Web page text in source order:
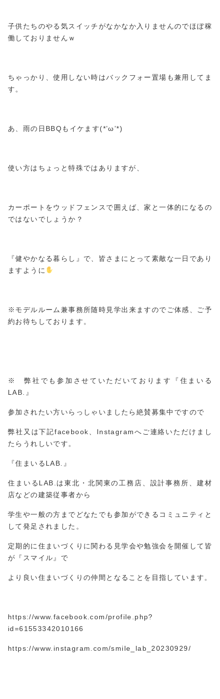
子供たちのやる気スイッチがなかなか入りませんのでほぼ稼
働しておりませんｗ
ちゃっかり、使用しない時はバックフォー置場も兼用してま
す。
あ、雨の日BBQもイケます(*’ω’*)
使い方はちょっと特殊ではありますが、
カーポートをウッドフェンスで囲えば、家と一体的になるの
ではないでしょうか？
『健やかなる暮らし』で、皆さまにとって素敵な一日であり
ますように
※モデルルーム兼事務所随時見学出来ますのでご体感、ご予
約お待ちしております。
※ 弊社でも参加させていただいております『住まいる
LAB.』
参加されたい方いらっしゃいましたら絶賛募集中ですので
弊社又は下記facebook、Instagramへご連絡いただけまし
たらうれしいです。
『住まいるLAB.』
住まいるLAB.は東北・北関東の工務店、設計事務所、建材
店などの建築従事者から
学生や一般の方までどなたでも参加ができるコミュニティと
して発足されました。
定期的に住まいづくりに関わる見学会や勉強会を開催して皆
が『スマイル』で
より良い住まいづくりの仲間となることを目指しています。
https://www.facebook.com/profile.php?
id=61553342010166
https://www.instagram.com/smile_lab_20230929/